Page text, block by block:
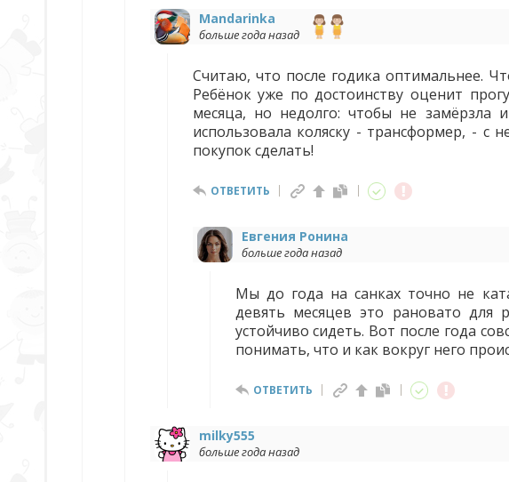
Mandarinka
больше года назад
Считаю, что после годика оптимальнее.
Ребёнок уже по достоинству оценит
месяца, но недолго: чтобы не замёрзла
использовала коляску - трансформер, - с
покупок сделать!
ОТВЕТИТЬ
Евгения Ронина
больше года назад
Мы до года на санках точно не
девять месяцев это рановато для
устойчиво сидеть. Вот после года
понимать, что и как вокруг него
ОТВЕТИТЬ
milky555
больше года назад